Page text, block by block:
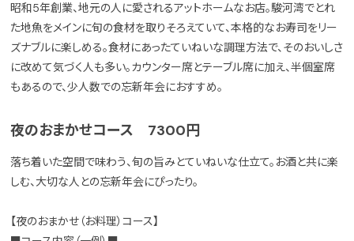
昭和5年創業、地元の人に愛されるアットホームなお店。駿河湾でとれ
た地魚をメインに旬の食材を取りそろえていて、本格的なお寿司をリー
ズナブルに楽しめる。食材にあったていねいな調理方法で、そのおいしさ
に改めて気づく人も多い。カウンター席とテーブル席に加え、半個室席
もあるので、少人数での忘新年会におすすめ。
夜のおまかせコース 7300円
落ち着いた空間で味わう、旬の旨みとていねいな仕立て。お酒と共に楽
しむ、大切な人との忘新年会にぴったり。
【夜のおまかせ（お料理）コース】